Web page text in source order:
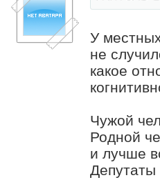
У
не
какое
Чужой
Родной
и лучше